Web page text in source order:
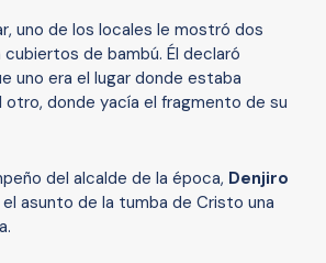
uno de los locales le mostró dos
de bambú. Él declaró
uno era el lugar donde estaba
donde yacía el fragmento de su
del alcalde de la época, Denjiro
el asunto de la tumba de Cristo una